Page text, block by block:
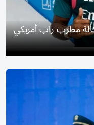
مطرب راب أمريكي